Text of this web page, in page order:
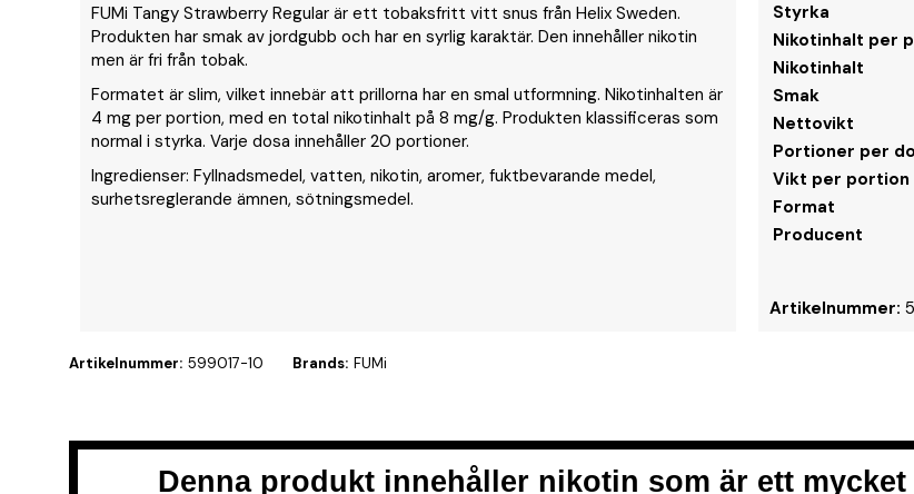
FUMi Tangy Strawberry Regular är ett tobaksfritt vitt snus från Helix Sweden.
Produkten har smak av jordgubb och har en syrlig karaktär. Den innehåller nikotin
men är fri från tobak.
Formatet är slim, vilket innebär att prillorna har en smal utformning. Nikotinhalten är
4 mg per portion, med en total nikotinhalt på 8 mg/g. Produkten klassificeras som
normal i styrka. Varje dosa innehåller 20 portioner.
Ingredienser: Fyllnadsmedel, vatten, nikotin, aromer, fuktbevarande medel,
surhetsreglerande ämnen, sötningsmedel.
Styrka
Nikotinhalt per
Nikotinhalt
Smak
Nettovikt
Portioner per
Vikt per portion
Format
Producent
Artikelnummer:
Artikelnummer: 599017-10 Brands: FUMi
Denna produkt innehåller nikotin som är ett